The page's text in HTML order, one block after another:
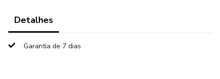
✔ Diagnóstico e solução de problemas comuns
Detalhes
Garantia de 7 dias